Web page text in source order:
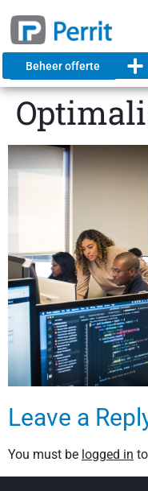
Beheer offerte
Leave a
You must be logged in